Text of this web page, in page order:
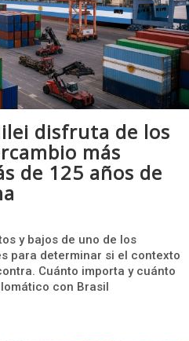
disfruta de los
más
de 125 años de
y bajos de uno de los
para determinar si el contexto
Cuánto importa y cuánto
con Brasil